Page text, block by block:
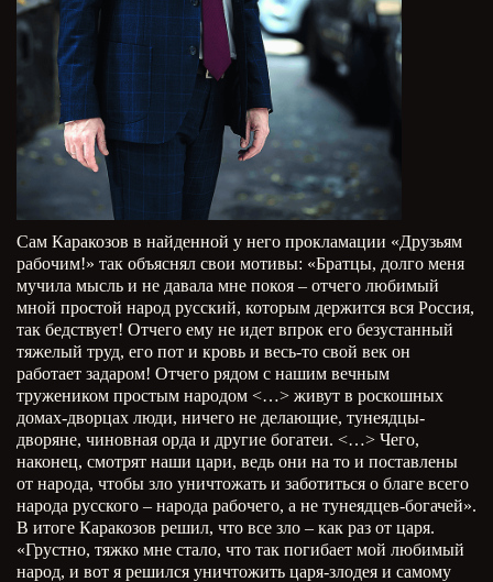
Сам Каракозов в найденной у него прокламации «Друзьям
рабочим!» так объяснял свои мотивы: «Братцы, долго меня
мучила мысль и не давала мне покоя – отчего любимый
мной простой народ русский, которым держится вся Россия,
так бедствует! Отчего ему не идет впрок его безустанный
тяжелый труд, его пот и кровь и весь-то свой век он
работает задаром! Отчего рядом с нашим вечным
тружеником простым народом <…> живут в роскошных
домах-дворцах люди, ничего не делающие, тунеядцы-
дворяне, чиновная орда и другие богатеи. <…> Чего,
наконец, смотрят наши цари, ведь они на то и поставлены
от народа, чтобы зло уничтожать и заботиться о благе всего
народа русского – народа рабочего, а не тунеядцев-богачей».
В итоге Каракозов решил, что все зло – как раз от царя.
«Грустно, тяжко мне стало, что так погибает мой любимый
народ, и вот я решился уничтожить царя-злодея и самому